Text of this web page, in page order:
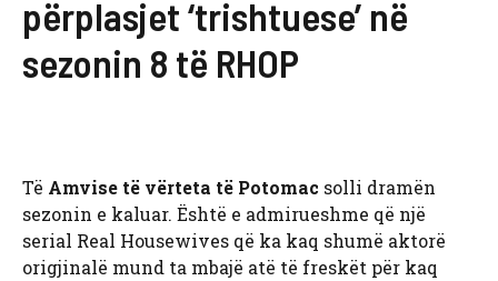
përplasjet ‘trishtuese’ në
sezonin 8 të RHOP
Të Amvise të vërteta të Potomac solli dramën
sezonin e kaluar. Është e admirueshme që një
serial Real Housewives që ka kaq shumë aktorë
origjinalë mund ta mbajë atë të freskët për kaq